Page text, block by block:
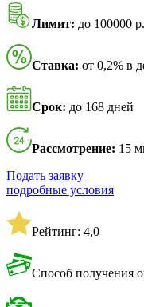
Лимит: до 100000 р.
Ставка: от 0,2% в
Срок: до 168 дней
Рассмотрение: 15
Подать заявку
подробные условия
Рейтинг: 4,0
Способ получения